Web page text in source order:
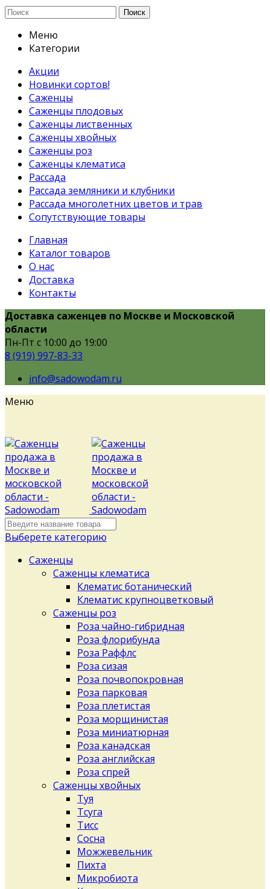
Поиск
Меню
Категории
Акции
Новинки сортов!
Саженцы
Саженцы плодовых
Саженцы лиственных
Саженцы хвойных
Саженцы роз
Саженцы клематиса
Рассада
Рассада земляники и клубники
Рассада многолетних цветов и трав
Сопутствующие товары
Главная
Каталог товаров
О нас
Доставка
Контакты
Доставка саженцев по Москве и Московской
области
Пн-Пт с 10:00 до 19:00
8 (919) 997-83-33
info@sadowodam.ru
Меню
Выберете категорию
Саженцы
Саженцы клематиса
Клематис ботанический
Клематис крупноцветковый
Саженцы роз
Роза чайно-гибридная
Роза флорибунда
Роза Раффлс
Роза сизая
Роза почвопокровная
Роза парковая
Роза плетистая
Роза морщинистая
Роза миниатюрная
Роза канадская
Роза английская
Роза спрей
Саженцы хвойных
Туя
Тсуга
Тисс
Сосна
Можжевельник
Пихта
Микробиота